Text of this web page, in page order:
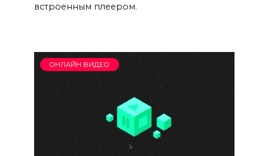
встроенным плеером.
ОНЛАЙН ВИДЕО